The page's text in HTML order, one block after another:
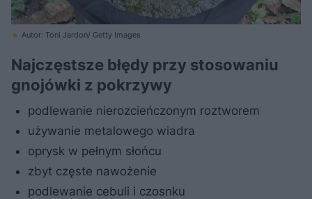
Autor: Toni Jardon/ Getty Images
Najczęstsze błędy przy stosowaniu
gnojówki z pokrzywy
podlewanie nierozcieńczonym roztworem
używanie metalowego wiadra
oprysk w pełnym słońcu
zbyt częste nawożenie
podlewanie cebuli i czosnku